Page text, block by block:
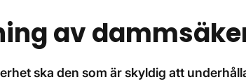
av
ska den som är skyldig att